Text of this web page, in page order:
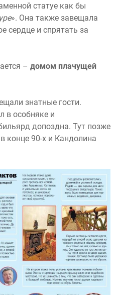
статуе как бы
». Она также завещала
сердце и спрятать за
– домом плачущей
знатные гости.
в особняке и
допоздна. Тут позже
конце 90-х и Кандолина